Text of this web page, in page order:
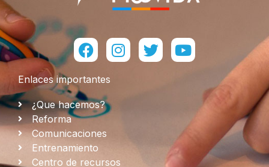
Facebook
Instagram
TwitterYoutube
Enlaces importantes
¿Que hacemos?
Reforma
Comunicaciones
Entrenamiento
Centro de recursos